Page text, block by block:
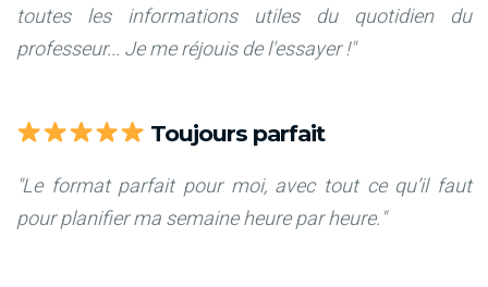
toutes les informations utiles du quotidien du
professeur... Je me réjouis de l'essayer !"
Toujours parfait
"Le format parfait pour moi, avec tout ce qu’il faut
pour planifier ma semaine heure par heure."